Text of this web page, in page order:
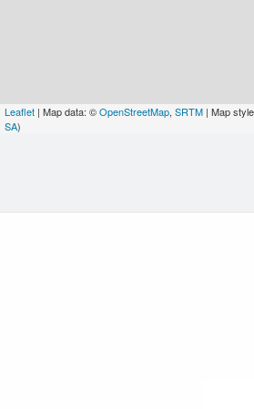
Leaflet | Map data: ©OpenStreetMap, SRTM | Map
SA)